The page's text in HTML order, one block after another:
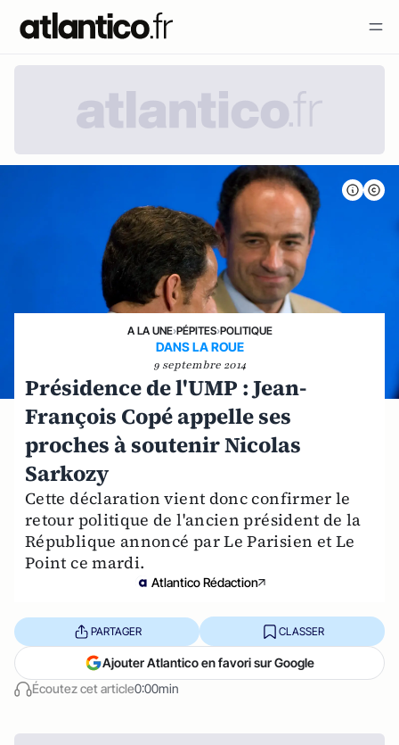
A LA UNE›PÉPITES›POLITIQUE
DANS LA ROUE
9 septembre 2014
Présidence de l'UMP : Jean-
François Copé appelle ses
proches à soutenir Nicolas
Sarkozy
Cette déclaration vient donc confirmer le
retour politique de l'ancien président de la
République annoncé par Le Parisien et Le
Point ce mardi.
Atlantico Rédaction
Écoutez cet article0:00min
PARTAGER CLASSER
Ajouter Atlantico en favori sur Google